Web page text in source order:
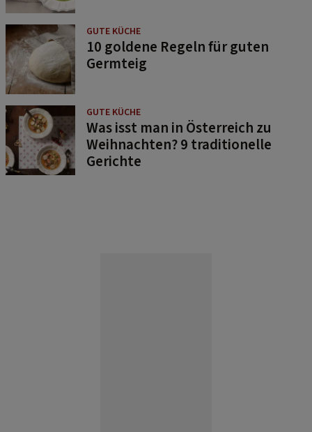
GUTE KÜCHE
10 goldene Regeln für guten
Germteig
GUTE KÜCHE
Was isst man in Österreich zu
Weihnachten? 9 traditionelle
Gerichte